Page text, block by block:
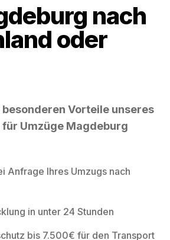
nach
oder
besonderen Vorteile unseres
Umzüge Magdeburg
Anfrage Ihres Umzugs nach
in unter 24 Stunden
bis 7.500€ für den Transport